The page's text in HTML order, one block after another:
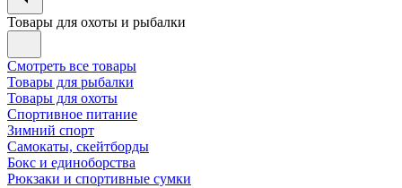
Товары для охоты и рыбалки
Смотреть все товары
Товары для рыбалки
Товары для охоты
Спортивное питание
Зимний спорт
Самокаты, скейтборды
Бокс и единоборства
Рюкзаки и спортивные сумки